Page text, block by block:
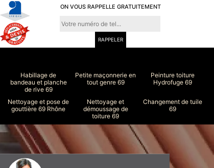
ON VOUS RAPPELLE GRATUITEMENT
Habillage de
bandeau et planche
de rive 69
Petite maçonnerie en
tout genre 69
Peinture toiture
Hydrofuge 69
Nettoyage et pose de
gouttière 69 Rhône
Nettoyage et
démoussage de
toiture 69
Changement de tuile
69